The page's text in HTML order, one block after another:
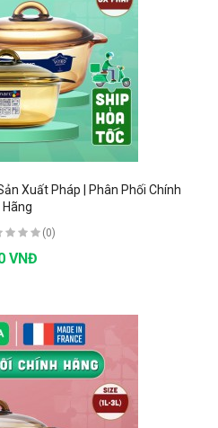
Xuất Pháp | Phân Phối Chính
Hãng
(0)
VNĐ